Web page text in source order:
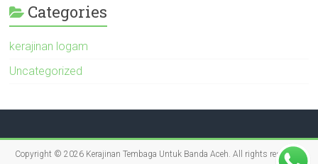
Categories
kerajinan logam
Uncategorized
Copyright © 2026 Kerajinan Tembaga Untuk Banda Aceh. All rights reserved.